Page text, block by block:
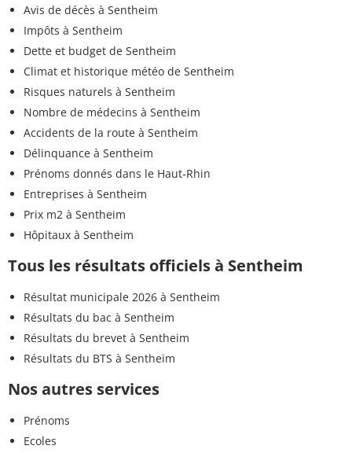
Avis de décès à Sentheim
Impôts à Sentheim
Dette et budget de Sentheim
Climat et historique météo de Sentheim
Risques naturels à Sentheim
Nombre de médecins à Sentheim
Accidents de la route à Sentheim
Délinquance à Sentheim
Prénoms donnés dans le Haut-Rhin
Entreprises à Sentheim
Prix m2 à Sentheim
Hôpitaux à Sentheim
Tous les résultats officiels à Sentheim
Résultat municipale 2026 à Sentheim
Résultats du bac à Sentheim
Résultats du brevet à Sentheim
Résultats du BTS à Sentheim
Nos autres services
Prénoms
Ecoles